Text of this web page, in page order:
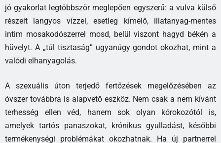
jó gyakorlat legtöbbször meglepően egyszerű: a vulva külső
részeit langyos vízzel, esetleg kímélő, illatanyag-mentes
intim mosakodószerrel mosd, belül viszont hagyd békén a
hüvelyt. A „túl tisztaság” ugyanúgy gondot okozhat, mint a
valódi elhanyagolás.
A szexuális úton terjedő fertőzések megelőzésében az
óvszer továbbra is alapvető eszköz. Nem csak a nem kívánt
terhesség ellen véd, hanem sok olyan kórokozótól is,
amelyek tartós panaszokat, krónikus gyulladást, későbbi
termékenységi problémákat okozhatnak. Ha új partnerrel